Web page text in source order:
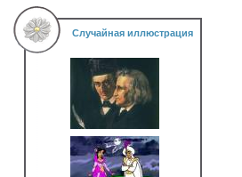
Случайная иллюстрация